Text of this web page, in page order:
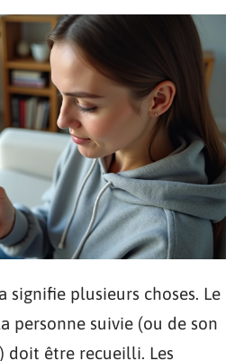
signifie plusieurs choses. Le
personne suivie (ou de son
doit être recueilli. Les